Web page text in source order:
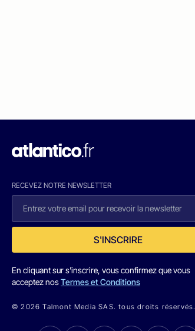
RECEVEZ NOTRE NEWSLETTER
S'INSCRIRE
En cliquant sur s'inscrire, vous confirmez que vous
acceptez nosTermes et Conditions
© 2026 Talmont Media SAS. tous droits réservés.